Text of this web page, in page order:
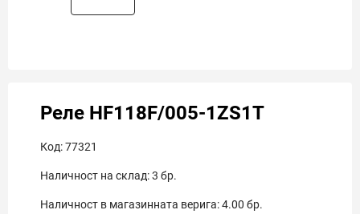
Реле HF118F/005-1ZS1T
Код:77321
Наличност на склад:3 бр.
Наличност в магазинната верига:4.00 бр.